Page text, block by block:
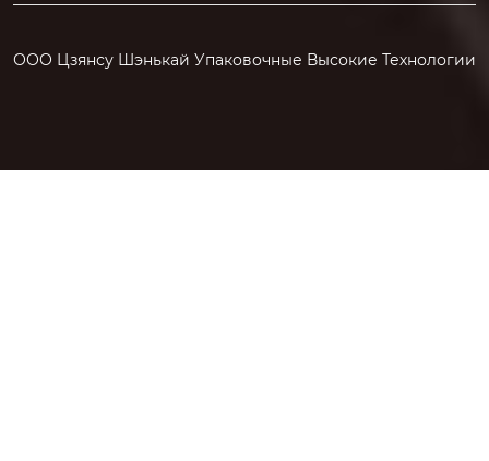
ООО Цзянсу Шэнькай Упаковочные Высокие Технологии